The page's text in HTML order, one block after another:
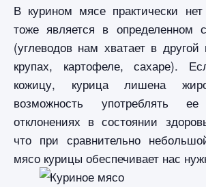
В курином мясе практически
тоже является в определенном
(углеводов нам хватает в
крупах, картофеле, сахаре).
кожицу, курица лишена
возможность употреблять
отклонениях в состоянии
что при сравнительно
мясо курицы обеспечивает нас